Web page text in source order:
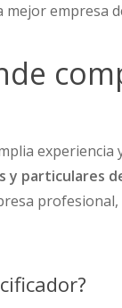
mejor empresa
experiencia
y particulares